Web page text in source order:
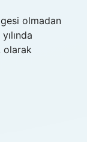
olmadan
olarak